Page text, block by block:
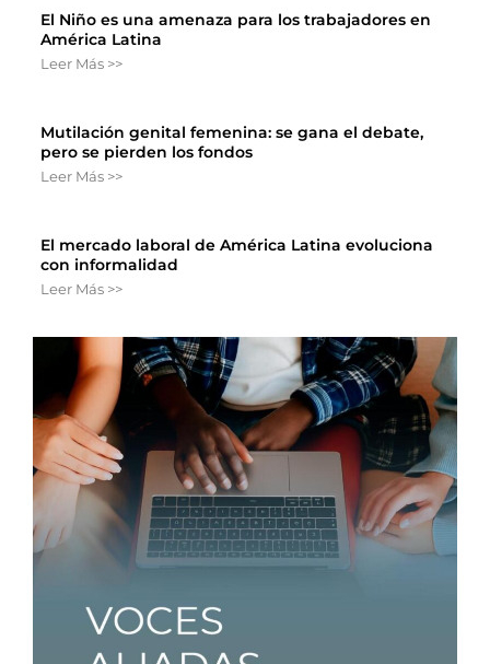
El Niño es una amenaza para los trabajadores en
América Latina
Leer Más >>
Mutilación genital femenina: se gana el debate,
pero se pierden los fondos
Leer Más >>
El mercado laboral de América Latina evoluciona
con informalidad
Leer Más >>